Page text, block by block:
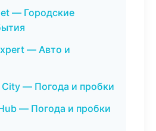
— Городские
— Авто и
City — Погода и пробки
— Погода и пробки